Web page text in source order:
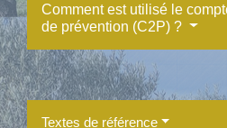
Comment est utilisé le
de prévention (C2P) ?
Textes de référence